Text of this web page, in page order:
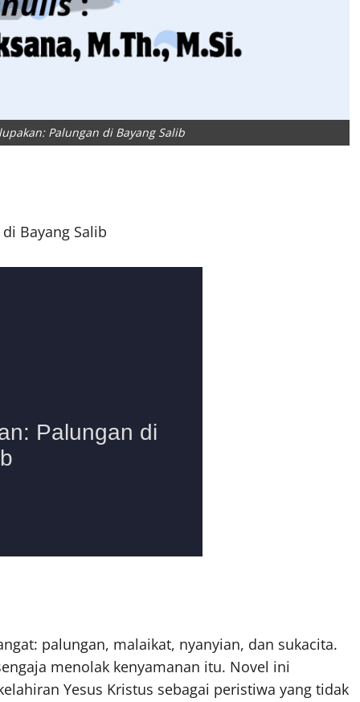
Palungan di Bayang Salib
Bayang Salib
palungan, malaikat, nyanyian, dan sukacita.
menolak kenyamanan itu. Novel ini
Yesus Kristus sebagai peristiwa yang tidak